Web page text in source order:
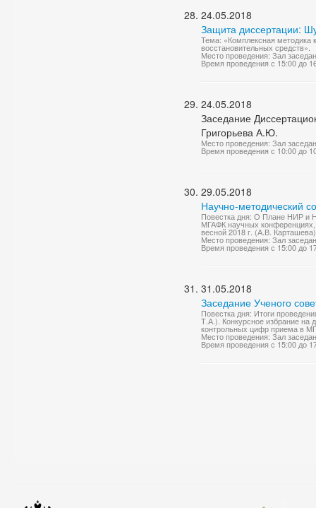
24.05.2018
Защита диссертации:
Тема: «Комплексная методика
восстановительных средств».
Место проведения: Зал
Время проведения с 15:00 до
24.05.2018
Заседание
Григорьева А.Ю.
Место проведения: Зал
Время проведения с 10:00 до
29.05.2018
Научно-методический
Повестка дня: О Плане НИР и
МГАФК научных
весной 2018 г. (А.В.
Место проведения: Зал
Время проведения с 15:00 до
31.05.2018
Заседание Ученого
Повестка дня: Итоги
Т.А.). Конкурсное избрание на
контрольных цифр приема в
Место проведения: Зал
Время проведения с 15:00 до